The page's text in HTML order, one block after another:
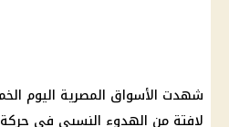
لافتة من الهدوء النسبي في حركة